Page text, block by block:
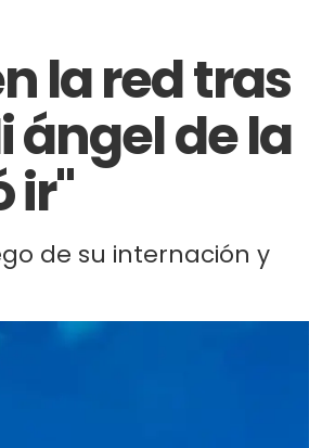
la red tras
ángel de la
ir"
de su internación y